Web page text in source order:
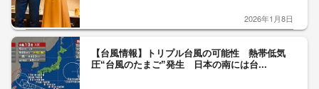
2026年1月8日
【台風情報】トリプル台風の可能性 熱帯低気
圧“台風のたまご”発生 日本の南には台...